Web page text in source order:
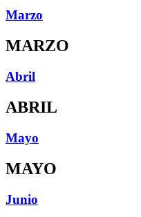
Marzo
MARZO
Abril
ABRIL
Mayo
MAYO
Junio